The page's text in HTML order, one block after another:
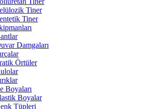
Tiner
Tiner
Damgaları
Örtüler
Boyaları
Boyalar
Tüpleri